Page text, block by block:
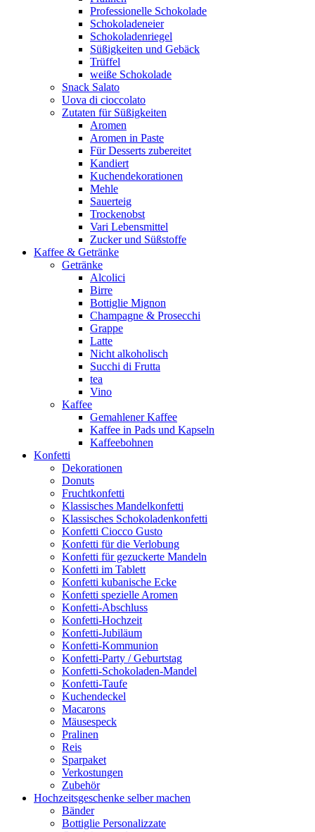
Professionelle Schokolade
Schokoladeneier
Schokoladenriegel
Süßigkeiten und Gebäck
Trüffel
weiße Schokolade
Snack Salato
Uova di cioccolato
Zutaten für Süßigkeiten
Aromen
Aromen in Paste
Für Desserts zubereitet
Kandiert
Kuchendekorationen
Mehle
Sauerteig
Trockenobst
Vari Lebensmittel
Zucker und Süßstoffe
Kaffee & Getränke
Getränke
Alcolici
Birre
Bottiglie Mignon
Champagne & Prosecchi
Grappe
Latte
Nicht alkoholisch
Succhi di Frutta
tea
Vino
Kaffee
Gemahlener Kaffee
Kaffee in Pads und Kapseln
Kaffeebohnen
Konfetti
Dekorationen
Donuts
Fruchtkonfetti
Klassisches Mandelkonfetti
Klassisches Schokoladenkonfetti
Konfetti Ciocco Gusto
Konfetti für die Verlobung
Konfetti für gezuckerte Mandeln
Konfetti im Tablett
Konfetti kubanische Ecke
Konfetti spezielle Aromen
Konfetti-Abschluss
Konfetti-Hochzeit
Konfetti-Jubiläum
Konfetti-Kommunion
Konfetti-Party / Geburtstag
Konfetti-Schokoladen-Mandel
Konfetti-Taufe
Kuchendeckel
Macarons
Mäusespeck
Pralinen
Reis
Sparpaket
Verkostungen
Zubehör
Hochzeitsgeschenke selber machen
Bänder
Bottiglie Personalizzate